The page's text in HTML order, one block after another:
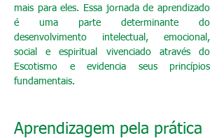
mais para eles. Essa jornada de aprendizado
é uma parte determinante do
desenvolvimento intelectual, emocional,
social e espiritual vivenciado através do
Escotismo e evidencia seus princípios
fundamentais.
Aprendizagem pela prática